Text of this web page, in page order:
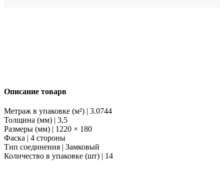
Описание товарв
Метраж в упаковке (м²) | 3.0744
Толщина (мм) | 3,5
Размеры (мм) | 1220 × 180
Фаска | 4 стороны
Тип соединения | Замковый
Количество в упаковке (шт) | 14